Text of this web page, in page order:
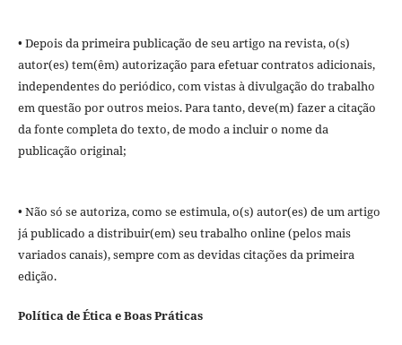
• Depois da primeira publicação de seu artigo na revista, o(s)
autor(es) tem(êm) autorização para efetuar contratos adicionais,
independentes do periódico, com vistas à divulgação do trabalho
em questão por outros meios. Para tanto, deve(m) fazer a citação
da fonte completa do texto, de modo a incluir o nome da
publicação original;
• Não só se autoriza, como se estimula, o(s) autor(es) de um artigo
já publicado a distribuir(em) seu trabalho online (pelos mais
variados canais), sempre com as devidas citações da primeira
edição.
Política de Ética e Boas Práticas